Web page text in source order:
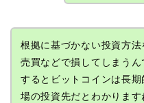
根拠に基づかない投資方
売買などで損してしまう
するとビットコインは長
場の投資先だとわかります